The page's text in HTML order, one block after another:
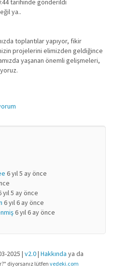
tarihinde gönderildi
ya..
toplantılar yapıyor, fikir
projelerini elimizden geldiğince
yaşanan önemli gelişmeleri,
6 yıl 5 ay önce
yıl 5 ay önce
6 yıl 6 ay önce
6 yıl 6 ay önce
2025 | v2.0| Hakkında ya da
diyorsanız lütfen vedeki.com